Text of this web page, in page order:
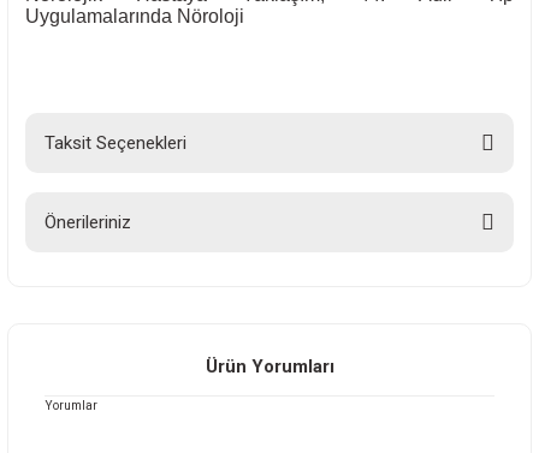
Uygulamalarında Nöroloji
Taksit Seçenekleri
Önerileriniz
Ürün resmi kalitesiz, bozuk veya görüntülenemiyor.
Ürün Yorumları
Yorumlar